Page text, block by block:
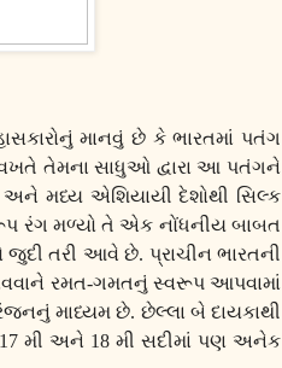
માનવું છે કે ભારતમાં પતંગ
વખતે તેમના સાધુઓ દ્વારા આ પતંગને
મધ્ય એશિયાયી દેશોથી સિલ્ક
રંગ મળ્યો તે એક નોંધનીય બાબત
તરી આવે છે. પ્રાચીન ભારતની
રમત-ગમતનું સ્વરૂપ આપવામાં
માધ્યમ છે. છેલ્લા બે દાયકાથી
મી અને 18 મી સદીમાં પણ અનેક